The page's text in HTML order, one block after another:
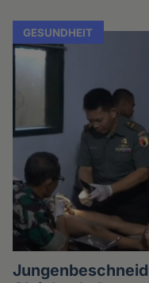
GESUNDHEIT